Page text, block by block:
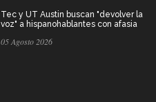
Tec y UT Austin buscan "devolver la
voz" a hispanohablantes con afasia
05 Agosto 2026